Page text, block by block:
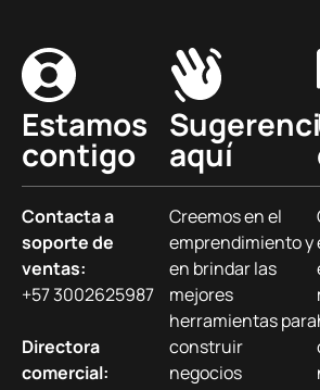
Estamos
contigo
Contacta a
soporte de
ventas:
+57 3002625987
Directora
comercial:
aquí
Creemos en el
emprendimiento y
en brindar las
mejores
herramientas para
construir
negocios